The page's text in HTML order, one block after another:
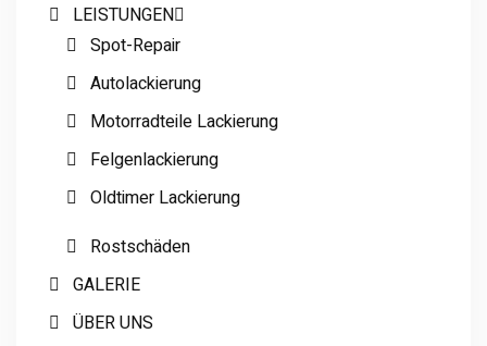
LEISTUNGEN
Spot-Repair
Autolackierung
Motorradteile Lackierung
Felgenlackierung
Oldtimer Lackierung
Rostschäden
GALERIE
ÜBER UNS